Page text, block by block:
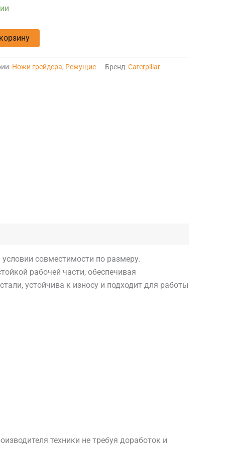
Ножи грейдера, Режущие Бренд:Caterpillar
совместимости по размеру.
рабочей части, обеспечивая
устойчива к износу и подходит для работы
техники не требуя доработок и